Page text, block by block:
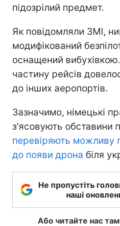
підозрілий предмет.
Як повідомляли ЗМІ,
модифікований
оснащений
частину рейсів
до інших аеропортів.
Зазначимо, німецькі
з'ясовують обставини
перевіряють можливу
до появи дрона біля
Не пропустіть
наші
Або читайте нас